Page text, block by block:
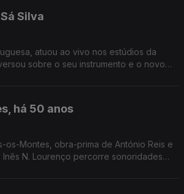
Silva
atuou ao vivo nos estúdios da
sobre o seu instrumento e o novo
há 50 anos
os-Montes, obra-prima de António Reis e
Inês N. Lourenço percorre sonoridades